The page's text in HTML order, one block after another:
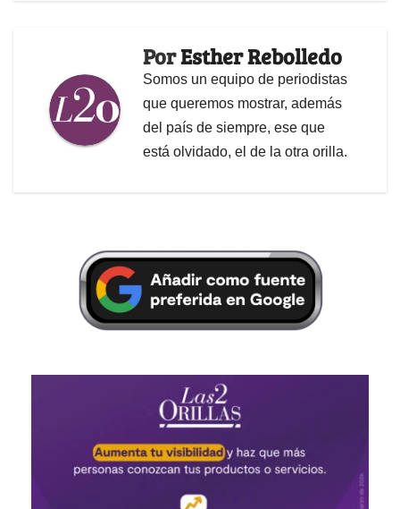
PorEsther Rebolledo
Somos un equipo de periodistas
que queremos mostrar, además
del país de siempre, ese que
está olvidado, el de la otra orilla.